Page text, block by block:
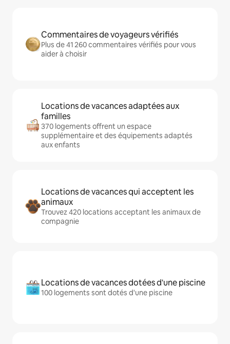
Commentaires de voyageurs vérifiés
Plus de 41 260 commentaires vérifiés pour vous
aider à choisir
Locations de vacances adaptées aux
familles
370 logements offrent un espace
supplémentaire et des équipements adaptés
aux enfants
Locations de vacances qui acceptent les
animaux
Trouvez 420 locations acceptant les animaux de
compagnie
Locations de vacances dotées d'une piscine
100 logements sont dotés d'une piscine